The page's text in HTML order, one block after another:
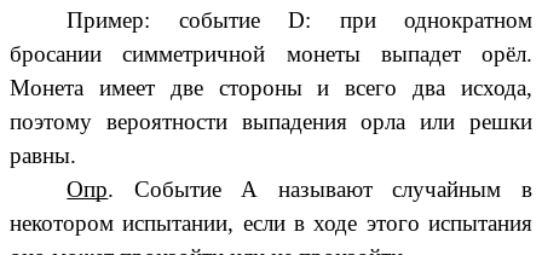
Пример: событие D: при однократном
бросании симметричной монеты выпадет орёл.
Монета имеет две стороны и всего два исхода,
поэтому вероятности выпадения орла или решки
равны.
Опр. Событие А называют случайным в
некотором испытании, если в ходе этого испытания